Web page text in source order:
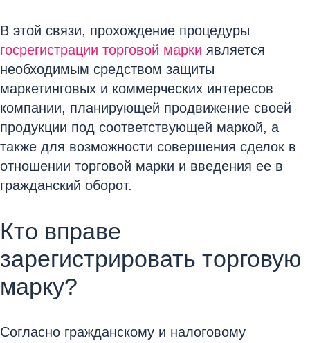
В этой связи, прохождение процедуры
госрегистрации торговой марки является
необходимым средством защиты
маркетинговых и коммерческих интересов
компании, планирующей продвижение своей
продукции под соответствующей маркой, а
также для возможности совершения сделок в
отношении торговой марки и введения ее в
гражданский оборот.
Кто вправе
зарегистрировать торговую
марку?
Согласно гражданскому и налоговому